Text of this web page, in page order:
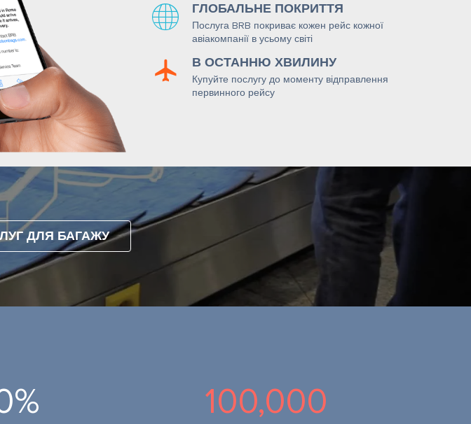
ГЛОБАЛЬНЕ ПОКРИТТЯ
Послуга BRB покриває кожен рейс кожної
авіакомпанії в усьому світі
В ОСТАННЮ ХВИЛИНУ
Купуйте послугу до моменту відправлення
первинного рейсу
ДЛЯ БАГАЖУ
100,000